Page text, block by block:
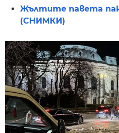
Жълтите павета
(СНИМКИ)